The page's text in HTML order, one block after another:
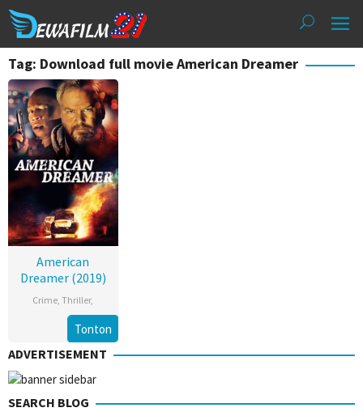
Loncat
ke
konten
Tag: Download full movie American Dreamer
American
Dreamer (2019)
Crime,Thriller,
Tonton
ADVERTISEMENT
SEARCH BLOG